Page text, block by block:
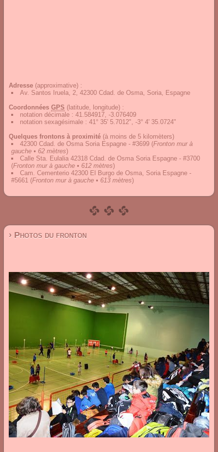
Adresse (approximative) :
Av. Santos Iruela, 2, 42300 Cdad. de Osma, Soria, Espagne
Coordonnées GPS (latitude, longitude) :
notation décimale : 41.584917, -3.076409
notation sexagésimale : 41° 35' 5.7012", -3° 4' 35.0724"
Quelques frontons à proximité (à moins de 5 kilomèters)
42300 Cdad. de Osma Soria Espagne - #3699 (Fronton mur à
gauche • 62 mètres)
Calle Sta. Eulalia 42318 Cdad. de Osma Soria Espagne - #3700
(Fronton mur à gauche • 612 mètres)
Cam. Cementerio 42300 El Burgo de Osma, Soria Espagne -
#5661 (Fronton mur à gauche • 613 mètres)
› Photos du fronton